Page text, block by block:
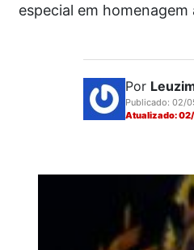
especial em
Por
Publicado: 02/
Atualizado: